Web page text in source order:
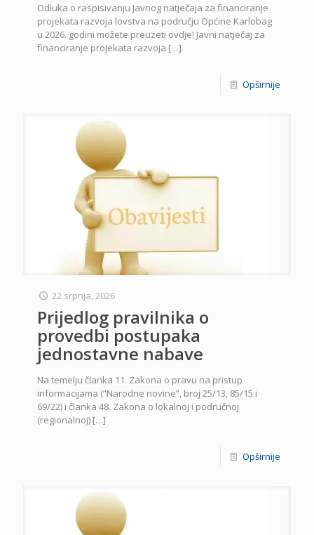
Odluka o raspisivanju Javnog natječaja za financiranje
projekata razvoja lovstva na području Općine Karlobag
u 2026. godini možete preuzeti ovdje! Javni natječaj za
financiranje projekata razvoja […]
Opširnije
22 srpnja, 2026
Prijedlog pravilnika o
provedbi postupaka
jednostavne nabave
Na temelju članka 11. Zakona o pravu na pristup
informacijama (”Narodne novine”, broj 25/13, 85/15 i
69/22) i članka 48. Zakona o lokalnoj i područnoj
(regionalnoj) […]
Opširnije